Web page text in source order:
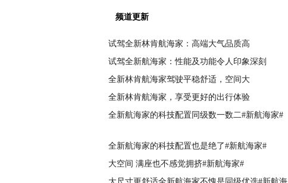
频道更新
试驾全新林肯航海家：高端大气品质高
试驾全新航海家：性能及功能令人印象深刻
全新林肯航海家驾驶平稳舒适，空间大
全新林肯航海家，享受更好的出行体验
全新航海家的科技配置同级数一数二#新航海家#
全新航海家的科技配置也是绝了#新航海家#
大空间 满座也不感觉拥挤#新航海家#